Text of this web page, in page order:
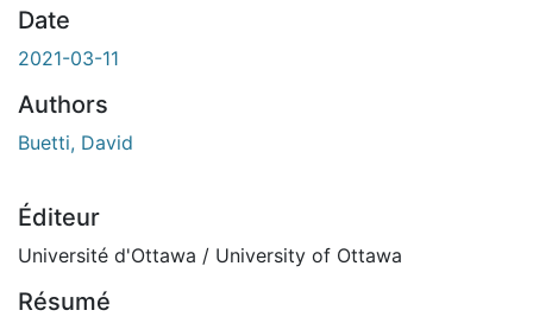
Date
2021-03-11
Authors
Buetti, David
Éditeur
Université d'Ottawa / University of Ottawa
Résumé